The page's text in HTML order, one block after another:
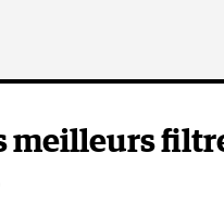
meilleurs